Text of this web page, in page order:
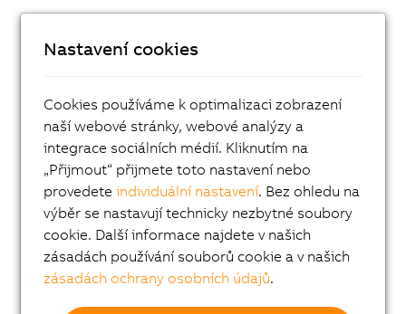
Nastavení cookies
Cookies používáme k optimalizaci zobrazení
naší webové stránky, webové analýzy a
integrace sociálních médií. Kliknutím na
„Přijmout“ přijmete toto nastavení nebo
provedeteindividuální nastavení. Bez ohledu na
výběr se nastavují technicky nezbytné soubory
cookie. Další informace najdete v našich
zásadách používání souborů cookie a v našich
zásadách ochrany osobních údajů.